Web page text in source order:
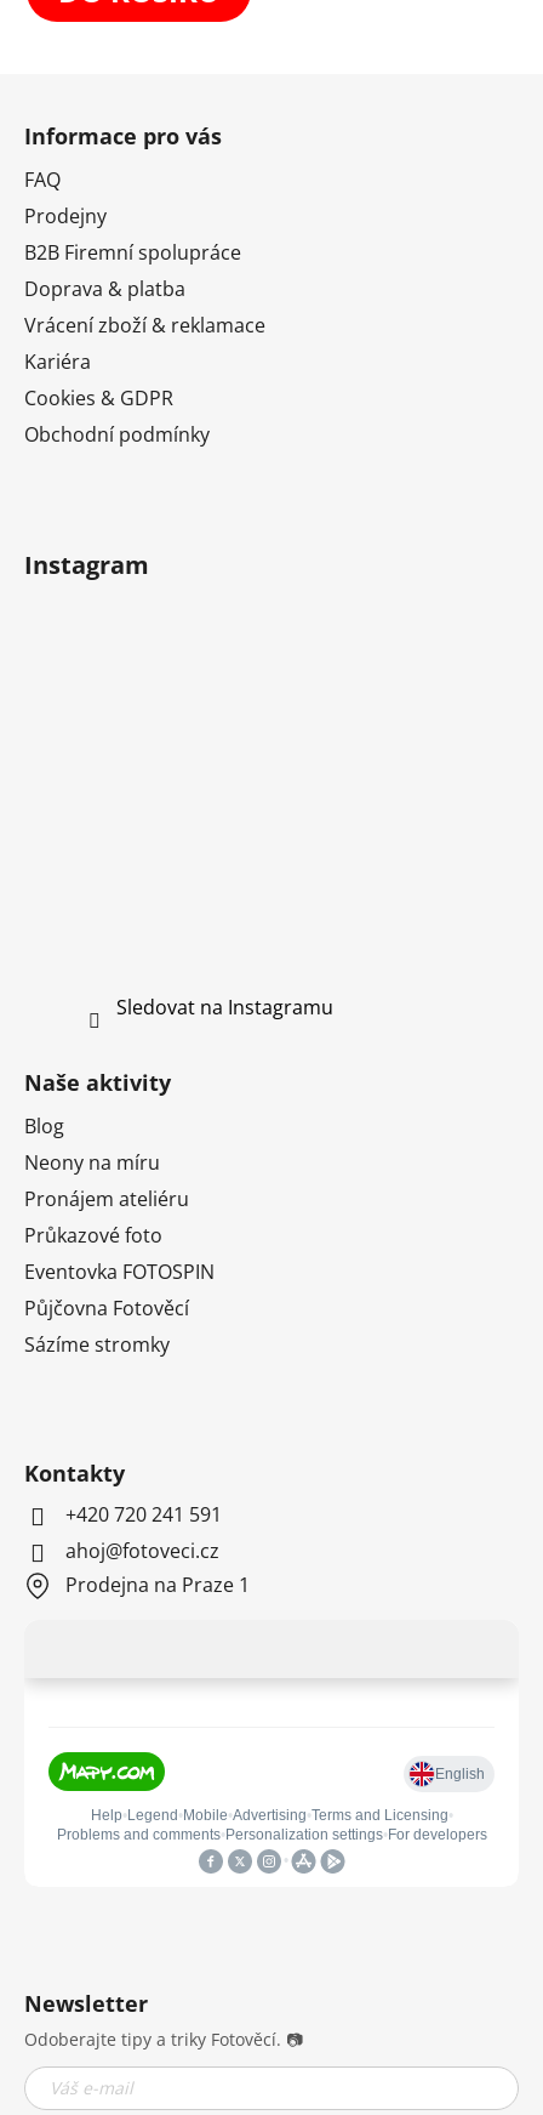
Informace pro vás
FAQ
Prodejny
B2B Firemní spolupráce
Doprava & platba
Vrácení zboží & reklamace
Kariéra
Cookies & GDPR
Obchodní podmínky
Instagram
Sledovat na Instagramu
Naše aktivity
Blog
Neony na míru
Pronájem ateliéru
Průkazové foto
Eventovka FOTOSPIN
Půjčovna Fotověcí
Sázíme stromky
Kontakty
+420 720 241 591
ahoj@fotoveci.cz
Prodejna na Praze 1
Newsletter
Odoberajte tipy a triky Fotověcí. 📷